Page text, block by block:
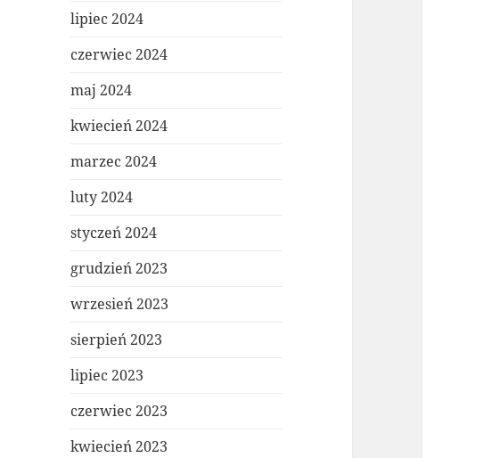
lipiec 2024
czerwiec 2024
maj 2024
kwiecień 2024
marzec 2024
luty 2024
styczeń 2024
grudzień 2023
wrzesień 2023
sierpień 2023
lipiec 2023
czerwiec 2023
kwiecień 2023